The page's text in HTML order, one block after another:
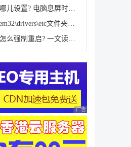
电脑息屏时间在哪儿设置? 电脑息屏时间设置技巧
C:\Windows\System32\drivers\etc文件夹没有hosts文件
电脑死机无反应怎么强制重启? 一文读懂方法及注意事项
广告 商业广告，理性